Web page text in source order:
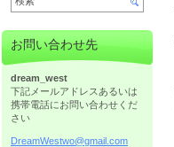
お問い合わせ先
dream_west
下記メールアドレスあるいは
携帯電話にお問い合わせくだ
さい
DreamWestwo@gmail.com